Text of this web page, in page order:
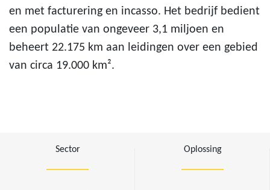
en met facturering en incasso. Het bedrijf bedient
een populatie van ongeveer 3,1 miljoen en
beheert 22.175 km aan leidingen over een gebied
van circa 19.000 km².
Sector Oplossing